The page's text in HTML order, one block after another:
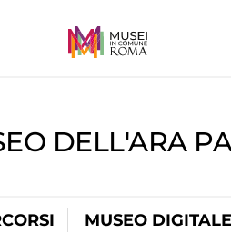
DELL'ARA
MUSEO DIGITALE